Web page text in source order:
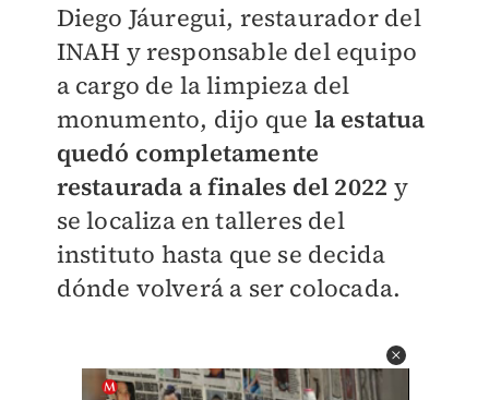
Diego Jáuregui, restaurador del
INAH y responsable del equipo
a cargo de la limpieza del
monumento, dijo que la estatua
quedó completamente
restaurada a finales del 2022 y
se localiza en talleres del
instituto hasta que se decida
dónde volverá a ser colocada.